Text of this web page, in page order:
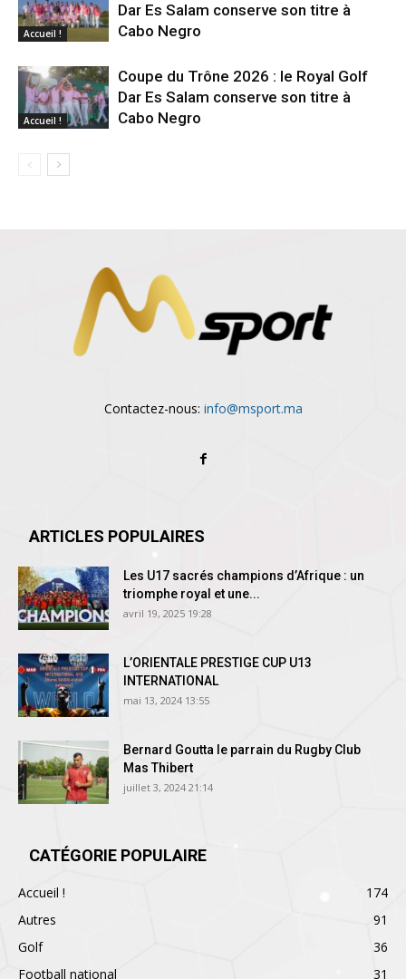
Accueil !
Dar Es Salam conserve son titre à
Cabo Negro
Accueil !
Coupe du Trône 2026 : le Royal Golf
Dar Es Salam conserve son titre à
Cabo Negro
Contactez-nous: info@msport.ma
ARTICLES POPULAIRES
Les U17 sacrés champions d’Afrique : un
triomphe royal et une...
avril 19, 2025 19:28
L’ORIENTALE PRESTIGE CUP U13
INTERNATIONAL
mai 13, 2024 13:55
Bernard Goutta le parrain du Rugby Club
Mas Thibert
juillet 3, 2024 21:14
CATÉGORIE POPULAIRE
Accueil !
174
Autres
91
Golf
36
Football national
31